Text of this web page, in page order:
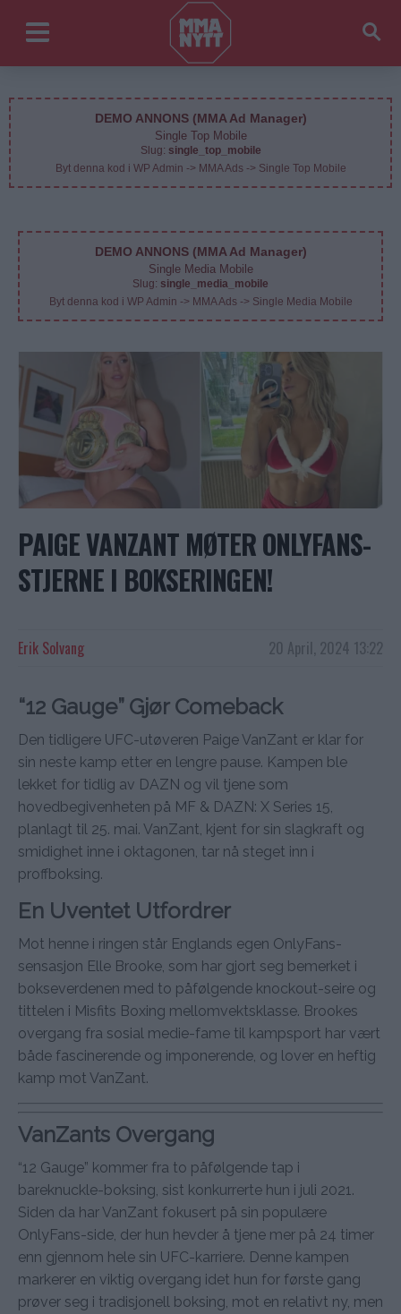
DEMO ANNONS (MMA Ad Manager)
Single Top Mobile
Slug: single_top_mobile
Byt denna kod i WP Admin -> MMA Ads -> Single Top Mobile
DEMO ANNONS (MMA Ad Manager)
Single Media Mobile
Slug: single_media_mobile
Byt denna kod i WP Admin -> MMA Ads -> Single Media Mobile
PAIGE VANZANT MØTER ONLYFANS-
STJERNE I BOKSERINGEN!
20 April, 2024 13:22
Erik Solvang
“12 Gauge” Gjør Comeback
Den tidligere UFC-utøveren Paige VanZant er klar for
sin neste kamp etter en lengre pause. Kampen ble
lekket for tidlig av DAZN og vil tjene som
hovedbegivenheten på MF & DAZN: X Series 15,
planlagt til 25. mai. VanZant, kjent for sin slagkraft og
smidighet inne i oktagonen, tar nå steget inn i
proffboksing.
En Uventet Utfordrer
Mot henne i ringen står Englands egen OnlyFans-
sensasjon Elle Brooke, som har gjort seg bemerket i
bokseverdenen med to påfølgende knockout-seire og
tittelen i Misfits Boxing mellomvektsklasse. Brookes
overgang fra sosial medie-fame til kampsport har vært
både fascinerende og imponerende, og lover en heftig
kamp mot VanZant.
VanZants Overgang
“12 Gauge” kommer fra to påfølgende tap i
bareknuckle-boksing, sist konkurrerte hun i juli 2021.
Siden da har VanZant fokusert på sin populære
OnlyFans-side, der hun hevder å tjene mer på 24 timer
enn gjennom hele sin UFC-karriere. Denne kampen
markerer en viktig overgang idet hun for første gang
prøver seg i tradisjonell boksing, mot en relativt ny, men